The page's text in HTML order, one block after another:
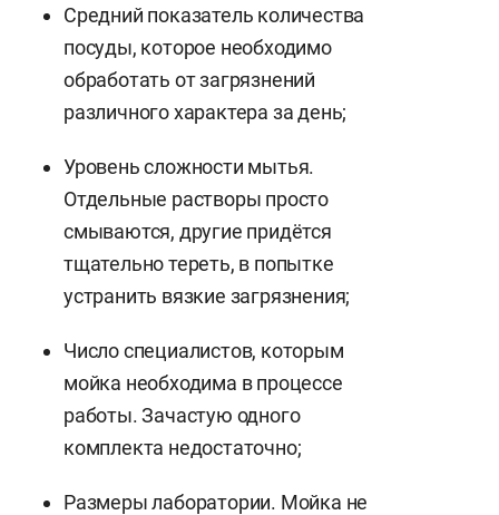
Средний показатель количества
посуды, которое необходимо
обработать от загрязнений
различного характера за день;
Уровень сложности мытья.
Отдельные растворы просто
смываются, другие придётся
тщательно тереть, в попытке
устранить вязкие загрязнения;
Число специалистов, которым
мойка необходима в процессе
работы. Зачастую одного
комплекта недостаточно;
Размеры лаборатории. Мойка не